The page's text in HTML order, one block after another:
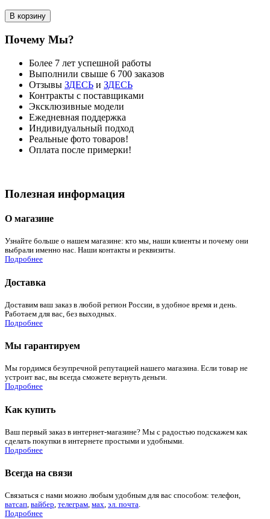
В корзину
Почему Мы?
Более 7 лет успешной работы
Выполнили свыше 6 700 заказов
Отзывы ЗДЕСЬ и ЗДЕСЬ
Контракты с поставщиками
Эксклюзивные модели
Ежедневная поддержка
Индивидуальный подход
Реальные фото товаров!
Оплата после примерки!
Полезная информация
О магазине
Узнайте больше о нашем магазине: кто мы, наши клиенты и почему они
выбрали именно нас. Наши контакты и реквизиты.
Подробнее
Доставка
Доставим ваш заказ в любой регион России, в удобное время и день.
Работаем для вас, без выходных.
Подробнее
Мы гарантируем
Мы гордимся безупречной репутацией нашего магазина. Если товар не
устроит вас, вы всегда сможете вернуть деньги.
Подробнее
Как купить
Ваш первый заказ в интернет-магазине? Мы с радостью подскажем как
сделать покупки в интернете простыми и удобными.
Подробнее
Всегда на связи
Связаться с нами можно любым удобным для вас способом: телефон,
ватсап, вайбер, телеграм, мах, эл. почта.
Подробнее